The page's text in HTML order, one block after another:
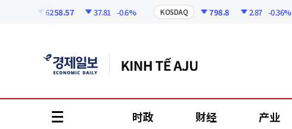
6258.57 37.81 -0.6% KOSDAQ 798.8 2.87 -0.36%
时政 财经 产业